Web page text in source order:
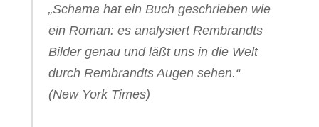
„Schama hat ein Buch geschrieben wie
ein Roman: es analysiert Rembrandts
Bilder genau und läßt uns in die Welt
durch Rembrandts Augen sehen.“
(New York Times)